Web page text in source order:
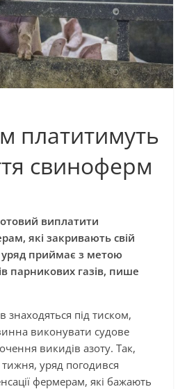
платитимуть
свиноферм
виплатити
які закривають свій
уряд приймає з метою
парникових газів, пише
знаходяться під тиском,
виконувати судове
викидів азоту. Так,
уряд погодився
фермерам, які бажають